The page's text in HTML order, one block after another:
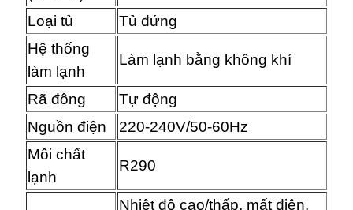
Loại tủ
Tủ đứng
Hệ thống
làm lạnh
Làm lạnh bằng không khí
Rã đông
Tự động
Nguồn điện
220-240V/50-60Hz
Môi chất
lạnh
R290
Nhiệt độ cao/thấp, mất điện,